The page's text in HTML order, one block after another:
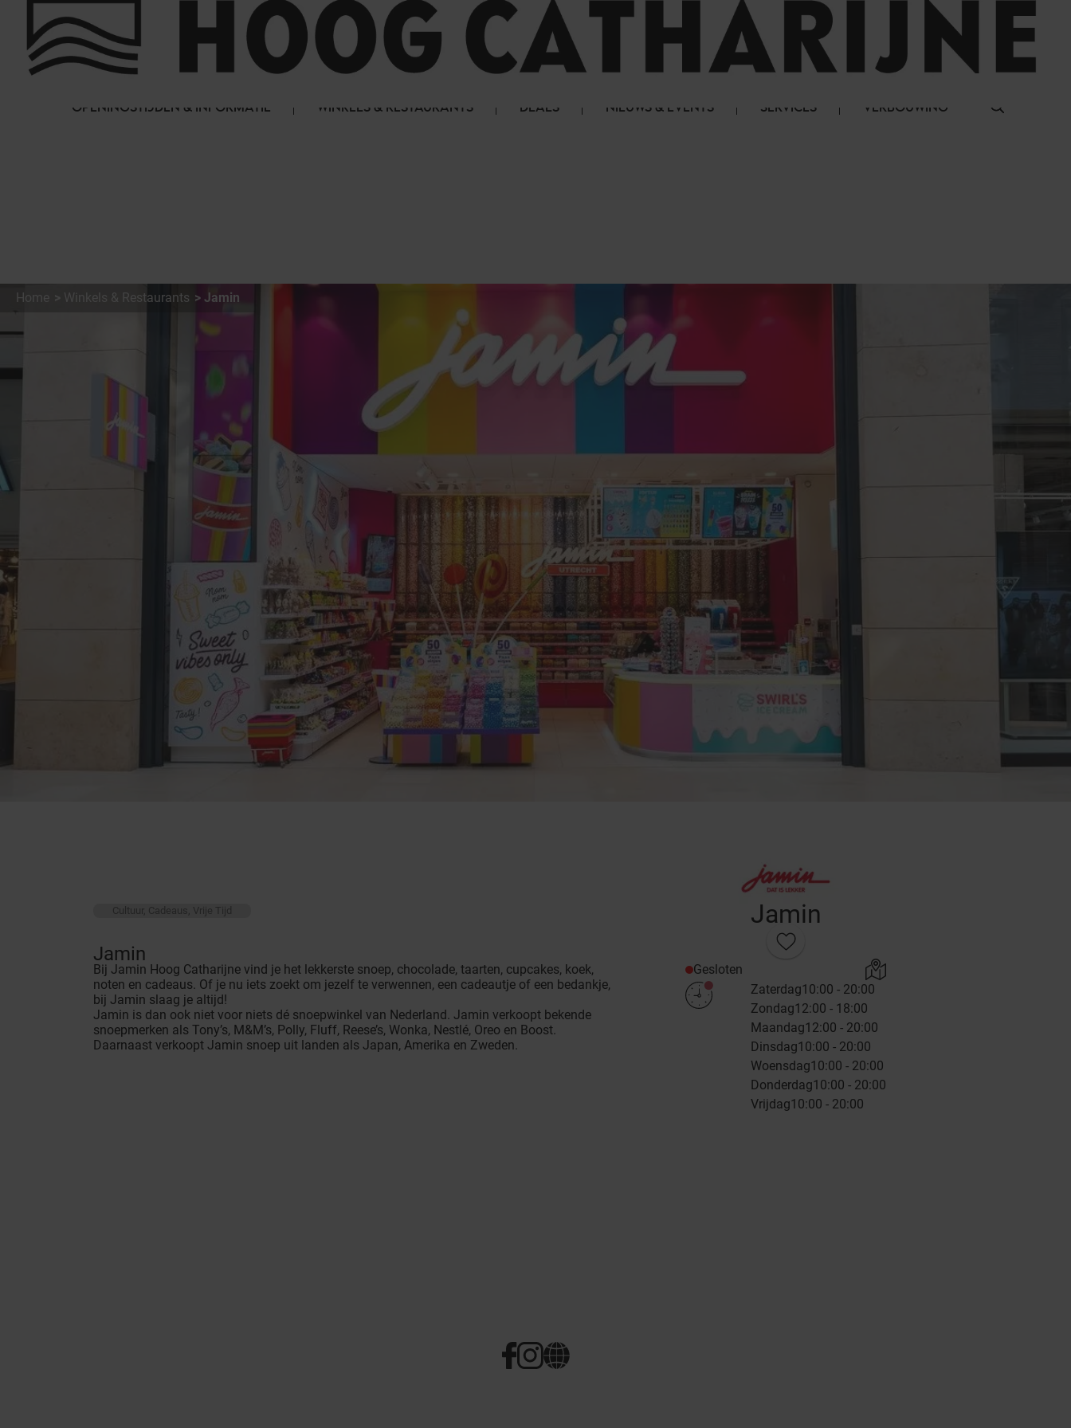
FAQ
HET WINKELCENTRUM
LOG IN
OPENINGSTIJDEN & INFORMATIE WINKELS & RESTAURANTS DEALS NIEUWS & EVENTS SERVICES VERBOUWING
Home Winkels & Restaurants Jamin
Jamin
Gesloten
Zaterdag10:00 - 20:00
Zondag12:00 - 18:00
Maandag12:00 - 20:00
Dinsdag10:00 - 20:00
Woensdag10:00 - 20:00
Donderdag10:00 - 20:00
Vrijdag10:00 - 20:00
Cultuur, Cadeaus, Vrije Tijd
Jamin
Bij Jamin Hoog Catharijne vind je het lekkerste snoep, chocolade, taarten, cupcakes, koek,
noten en cadeaus. Of je nu iets zoekt om jezelf te verwennen, een cadeautje of een bedankje,
bij Jamin slaag je altijd!
Jamin is dan ook niet voor niets dé snoepwinkel van Nederland. Jamin verkoopt bekende
snoepmerken als Tony’s, M&M’s, Polly, Fluff, Reese’s, Wonka, Nestlé, Oreo en Boost.
Daarnaast verkoopt Jamin snoep uit landen als Japan, Amerika en Zweden.